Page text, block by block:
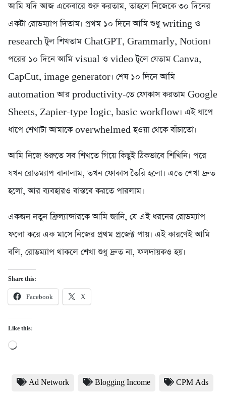
আমি যদি আজ একেবারে শুরু করতাম, তাহলে নিজেকে ৩০ দিনের
একটা রোডম্যাপ দিতাম। প্রথম ১০ দিনে আমি শুধু writing ও
research টুল শিখতাম ChatGPT, Grammarly, Notion।
পরের ১০ দিনে আমি visual ও video টুলে যেতাম Canva,
CapCut, image generator। শেষ ১০ দিনে আমি
automation আর productivity-তে ফোকাস করতাম Google
Sheets, Zapier-type logic, basic workflow। এই ধাপে
ধাপে শেখাটা আমাকে overwhelmed হওয়া থেকে বাঁচাতো।
আমি নিজে শুরুতে সব শিখতে গিয়ে কিছুই ঠিকভাবে শিখিনি। পরে
যখন রোডম্যাপ বানালাম, তখন ফোকাস তৈরি হলো। এতে শেখা দ্রুত
হলো, আর ব্যবহারও বাস্তবে করতে পারলাম।
একজন নতুন ফ্রিল্যান্সারকে আমি জানি, যে এই ধরনের রোডম্যাপ
ফলো করে এক মাসে নিজের প্রথম প্রজেক্ট পায়। এই কারণেই আমি
বলি, রোডম্যাপ থাকলে শেখা শুধু দ্রুত না, ফলদায়কও হয়।
Share this:
Facebook X
Like this:
Loading…
Ad Network Blogging Income CPM Ads